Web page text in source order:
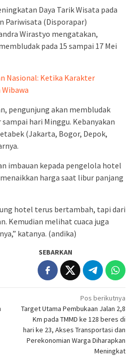
Daya Tarik Wisata pada
Pariwisata (Disporapar)
Wirastyo mengatakan,
pada 15 sampai 17 Mei
Nasional: Ketika Karakter
pengunjung akan membludak
hari Minggu. Kebanyakan
(Jakarta, Bogor, Depok,
imbauan kepada pengelola hotel
harga saat libur panjang
hotel terus bertambah, tapi dari
Kemudian melihat cuaca juga
katanya. (andika)
SEBARKAN
Pos berikutnya
Target Utama Pembukaan Jalan 2,8
Km pada TMMD ke 128 beres di
hari ke 23, Akses Transportasi dan
Perekonomian Warga Diharapkan
Meningkat